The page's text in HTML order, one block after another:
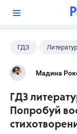
ГДЗ
Климанова Л.Ф.
Мадина
ГДЗ
Попробуй